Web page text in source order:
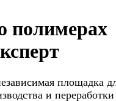
полимерах
площадка
и